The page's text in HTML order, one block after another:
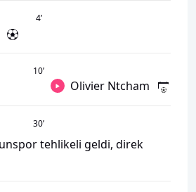
4’
10’
Olivier Ntcham
30’
tehlikeli geldi, direk